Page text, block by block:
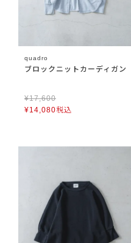
quadro
ブロックニットカーディガン
¥17,600
¥14,080税込